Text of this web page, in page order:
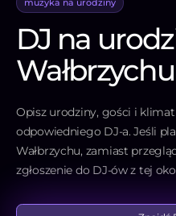
muzyka na urodziny
DJ na
Wałbrzychu
Opisz urodziny, gości i
odpowiedniego DJ-a. Jeśli
Wałbrzychu, zamiast
zgłoszenie do DJ-ów z tej